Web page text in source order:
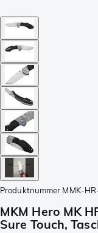
Produktnummer MMK-
MKM Hero MK
Sure Touch,